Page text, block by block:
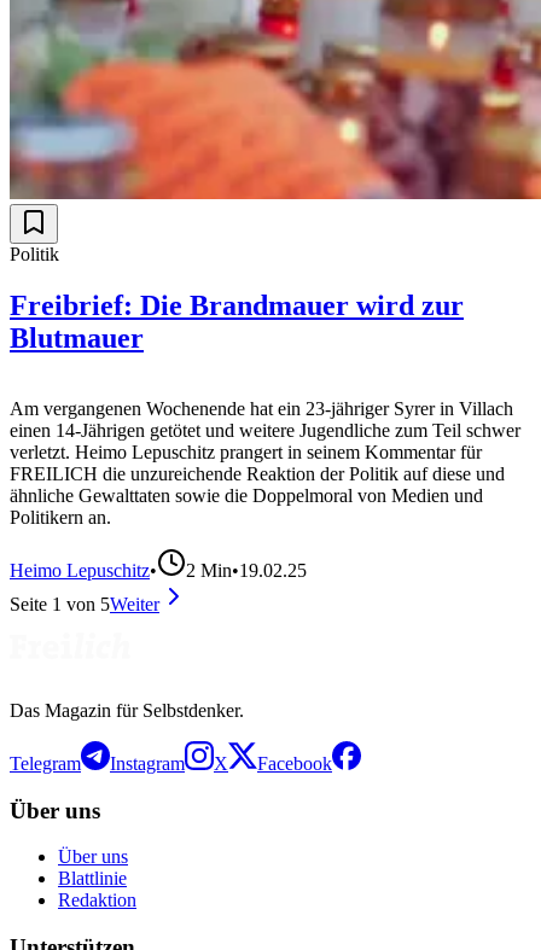
Politik
Freibrief: Die Brandmauer wird zur
Blutmauer
Am vergangenen Wochenende hat ein 23-jähriger Syrer in Villach
einen 14-Jährigen getötet und weitere Jugendliche zum Teil schwer
verletzt. Heimo Lepuschitz prangert in seinem Kommentar für
FREILICH die unzureichende Reaktion der Politik auf diese und
ähnliche Gewalttaten sowie die Doppelmoral von Medien und
Politikern an.
Heimo Lepuschitz• 2 Min•19.02.25
Seite 1 von 5Weiter
Das Magazin für Selbstdenker.
Telegram Instagram X Facebook
Über uns
Über uns
Blattlinie
Redaktion